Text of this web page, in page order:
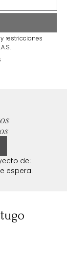
restricciones
de:
espera.